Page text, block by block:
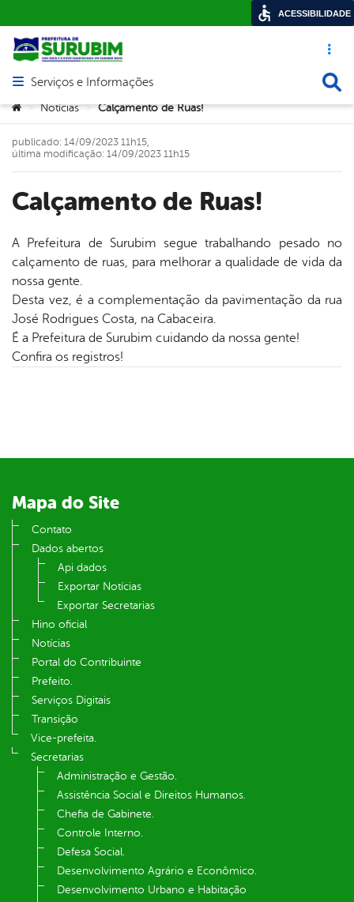
Acesso
Abrir menu principal de navegação
Serviços e Informações
Você está aqui:
> Notícias > Calçamento de Ruas!
Calçamento de Ruas!
publicado: 14/09/2023 11h15,
última modificação: 14/09/2023 11h15
A Prefeitura de Surubim segue trabalhando pesado no
calçamento de ruas, para melhorar a qualidade de vida da
nossa gente.
Desta vez, é a complementação da pavimentação da rua
José Rodrigues Costa, na Cabaceira.
É a Prefeitura de Surubim cuidando da nossa gente!
Confira os registros!
Mapa do Site
Contato
Dados abertos
Api dados
Exportar Notícias
Exportar Secretarias
Hino oficial
Notícias
Portal do Contribuinte
Prefeito.
Serviços Digitais
Transição
Vice-prefeita.
Secretarias
Administração e Gestão.
Assistência Social e Direitos Humanos.
Chefia de Gabinete.
Controle Interno.
Defesa Social.
Desenvolvimento Agrário e Econômico.
Desenvolvimento Urbano e Habitação
ACESSIBILIDADE